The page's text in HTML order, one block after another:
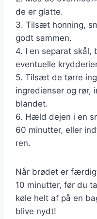
de er glatte.
3. Tilsæt honning,
godt sammen.
4. I en separat skål,
eventuelle
5. Tilsæt de tørre
ingredienser og rør,
blandet.
6. Hæld dejen i en
60 minutter, eller
ren.
Når brødet er
10 minutter, før du
køle helt af på en
blive nydt!